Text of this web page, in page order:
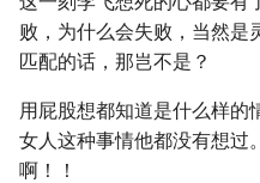
败，为什么会失败，当然是
匹配的话，那岂不是？
用屁股想都知道是什么样的
女人这种事情他都没有想过
啊！！